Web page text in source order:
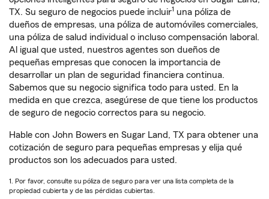
TX. Su seguro de negocios puede incluir1 una póliza de
dueños de empresas, una póliza de automóviles comerciales,
una póliza de salud individual o incluso compensación laboral.
Al igual que usted, nuestros agentes son dueños de
pequeñas empresas que conocen la importancia de
desarrollar un plan de seguridad financiera continua.
Sabemos que su negocio significa todo para usted. En la
medida en que crezca, asegúrese de que tiene los productos
de seguro de negocio correctos para su negocio.
Hable con John Bowers en Sugar Land, TX para obtener una
cotización de seguro para pequeñas empresas y elija qué
productos son los adecuados para usted.
1. Por favor, consulte su póliza de seguro para ver una lista completa de la
propiedad cubierta y de las pérdidas cubiertas.